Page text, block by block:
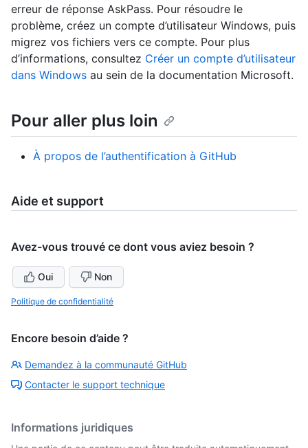
erreur de réponse AskPass. Pour résoudre le
problème, créez un compte d’utilisateur Windows, puis
migrez vos fichiers vers ce compte. Pour plus
d’informations, consultez Créer un compte d’utilisateur
dans Windows au sein de la documentation Microsoft.
Pour aller plus loin
À propos de l’authentification à GitHub
Aide et support
Avez-vous trouvé ce dont vous aviez besoin ?
Oui Non
Politique de confidentialité
Encore besoin d’aide ?
Demandez à la communauté GitHub
Contacter le support technique
Informations juridiques